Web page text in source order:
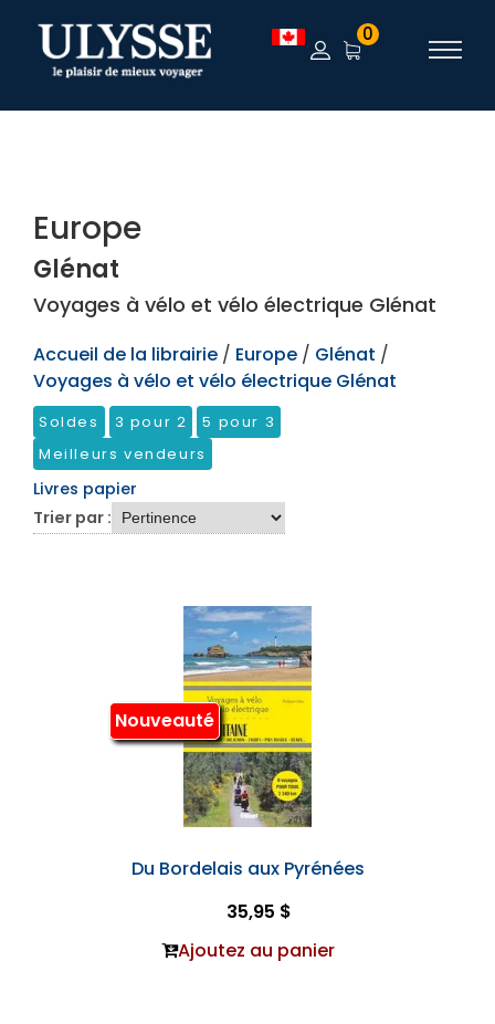
TEST 0
Europe
Glénat
Voyages à vélo et vélo électrique Glénat
Accueil de la librairie / Europe / Glénat /
Voyages à vélo et vélo électrique Glénat
Soldes 3 pour 2
5 pour 3
Meilleurs vendeurs
Livres papier
Trier par :
Nouveauté
Du Bordelais aux Pyrénées
35,95 $
Ajoutez au panier